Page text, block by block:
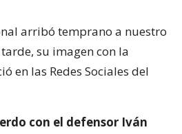
arribó temprano a nuestro
su imagen con la
en las Redes Sociales del
con el defensor Iván